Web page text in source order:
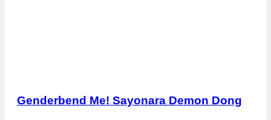
Genderbend Me! Sayonara Demon Dong